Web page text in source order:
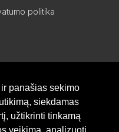
panašias sekimo
siekdamas
užtikrinti tinkamą
veikimą, analizuoti
politika
sąrašas